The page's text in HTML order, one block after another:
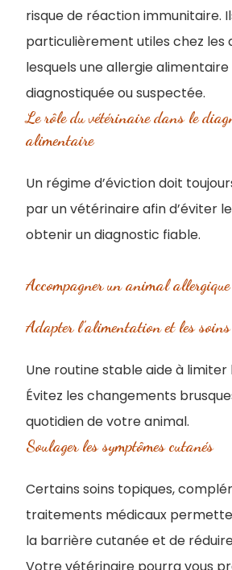
risque de réaction immunitaire.
particulièrement utiles chez les
lesquels une allergie
diagnostiquée ou suspectée.
Le rôle du vétérinaire dans le
alimentaire
Un régime d’éviction doit
par un vétérinaire afin d’éviter
obtenir un diagnostic fiable.
Accompagner un animal
Adapter l’alimentation et les soins
Une routine stable aide à limiter
Évitez les changements
quotidien de votre animal.
Soulager les symptômes cutanés
Certains soins topiques,
traitements médicaux
la barrière cutanée et de
Votre vétérinaire pourra vous